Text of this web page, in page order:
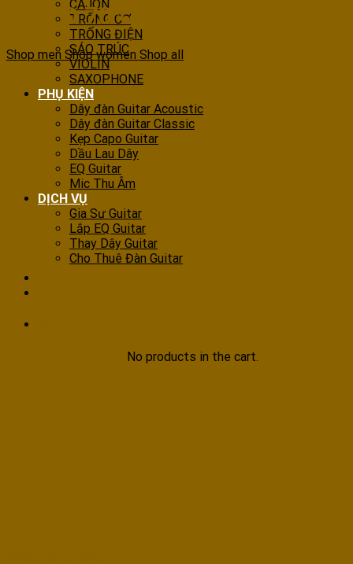
CAJON
TRỐNG CƠ
TRỐNG ĐIỆN
SÁO TRÚC
VIOLIN
SAXOPHONE
PHỤ KIỆN
Dây đàn Guitar Acoustic
Dây đàn Guitar Classic
Kẹp Capo Guitar
Dầu Lau Dây
EQ Guitar
Mic Thu Âm
DỊCH VỤ
Gia Sư Guitar
Lắp EQ Guitar
Thay Dây Guitar
Cho Thuê Đàn Guitar
No products in the cart.
UP TO70% OFF
Shop men Shop women Shop all